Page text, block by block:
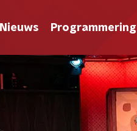
Nieuws Programmering